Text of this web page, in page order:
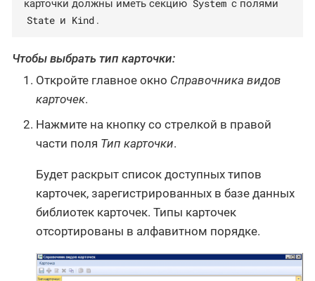
карточки должны иметь секцию System с полями
State и Kind .
Чтобы выбрать тип карточки:
Откройте главное окно Справочника видов
карточек.
Нажмите на кнопку со стрелкой в правой
части поля Тип карточки.
Будет раскрыт список доступных типов
карточек, зарегистрированных в базе данных
библиотек карточек. Типы карточек
отсортированы в алфавитном порядке.